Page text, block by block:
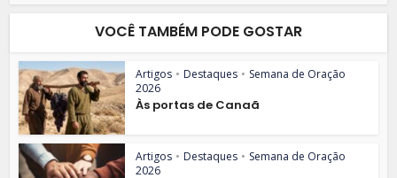
VOCÊ TAMBÉM PODE GOSTAR
Artigos • Destaques • Semana de Oração
2026
Às portas de Canaã
Artigos • Destaques • Semana de Oração
2026